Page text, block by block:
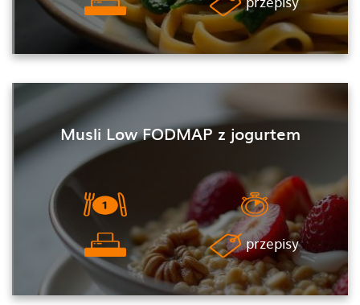
Musli Low FODMAP z jogurtem
przepisy